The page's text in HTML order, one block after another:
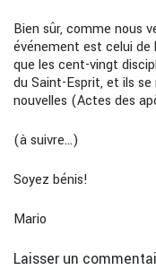
Bien sûr, comme nous
événement est celui de
que les cent-vingt
du Saint-Esprit, et ils
nouvelles (Actes des
(à suivre…)
Soyez bénis!
Mario
Laisser un